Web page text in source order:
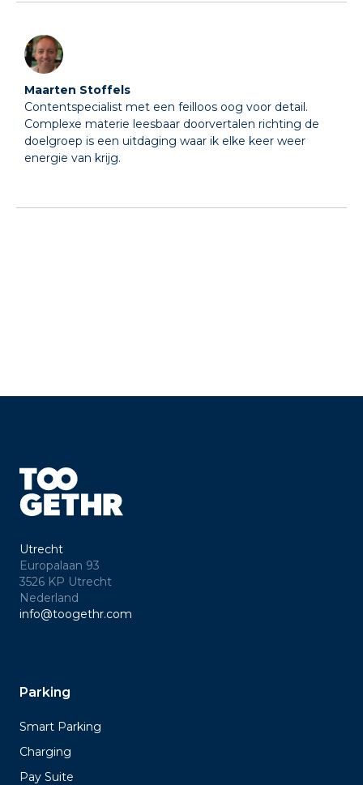
Maarten Stoffels
Contentspecialist met een feilloos oog voor detail.
Complexe materie leesbaar doorvertalen richting de
doelgroep is een uitdaging waar ik elke keer weer
energie van krijg.
Utrecht
Europalaan 93
3526 KP Utrecht
Nederland
info@toogethr.com
Parking
Smart Parking
Charging
Pay Suite